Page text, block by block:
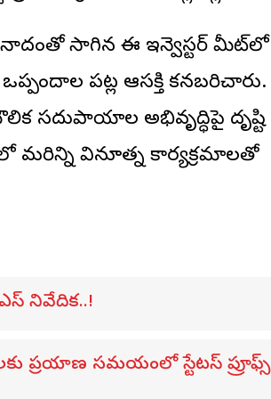
నినాదంతో సాగిన ఈ ఇన్వెస్టర్ మీట్‌లో
పట్ల ఆసక్తి కనబరిచారు.
సదుపాయాల అభివృద్ధిపై దృష్టి
మరిన్ని వినూత్న కార్యక్రమాలతో
నివేదిక..!
ప్రయాణ సమయంలో స్టేటస్ ప్రూఫ్స్